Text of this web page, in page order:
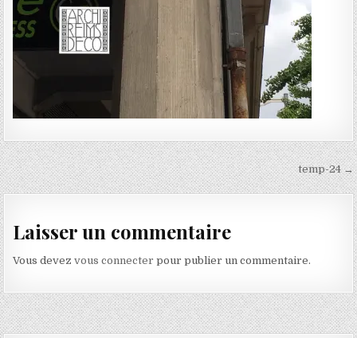
Navigation de l’article temp-24 →
Laisser un commentaire
Vous devezvous connecter pour publier un commentaire.